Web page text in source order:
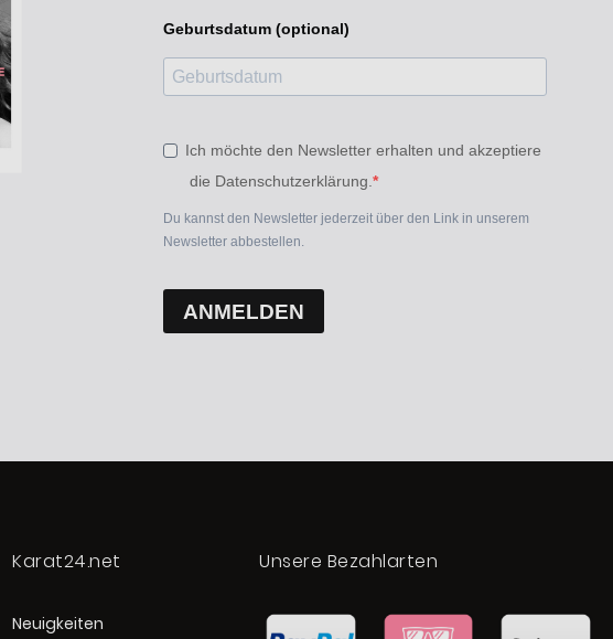
Geburtsdatum (optional)
Ich möchte den Newsletter erhalten und akzeptiere
die Datenschutzerklärung.
Du kannst den Newsletter jederzeit über den Link in unserem
Newsletter abbestellen.
ANMELDEN
Karat24.net
Neuigkeiten
Unsere Bezahlarten